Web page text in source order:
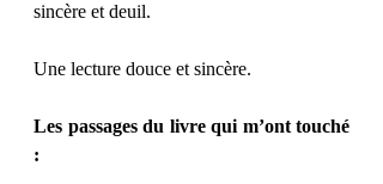
sincère et deuil.
Une lecture douce et sincère.
Les passages du livre qui m’ont touché
: